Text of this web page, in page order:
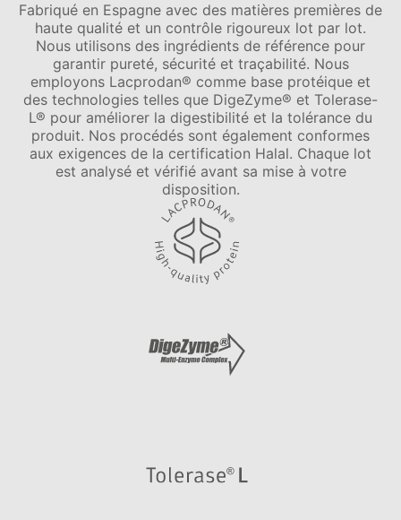
Fabriqué en Espagne avec des matières premières de
haute qualité et un contrôle rigoureux lot par lot.
Nous utilisons des ingrédients de référence pour
garantir pureté, sécurité et traçabilité. Nous
employons Lacprodan® comme base protéique et
des technologies telles que DigeZyme® et Tolerase-
L® pour améliorer la digestibilité et la tolérance du
produit. Nos procédés sont également conformes
aux exigences de la certification Halal. Chaque lot
est analysé et vérifié avant sa mise à votre
disposition.